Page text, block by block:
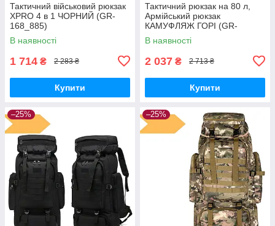
Тактичний військовий рюкзак
XPRO 4 в 1 ЧОРНИЙ (GR-
168_885)
В наявності
1 714 ₴ 2 283 ₴
Купити
Тактичний рюкзак на 80 л,
Армійський рюкзак
КАМУФЛЯЖ ГОРІ (GR-
172_1070)
В наявності
2 037 ₴ 2 713 ₴
Купити
–25% –25%